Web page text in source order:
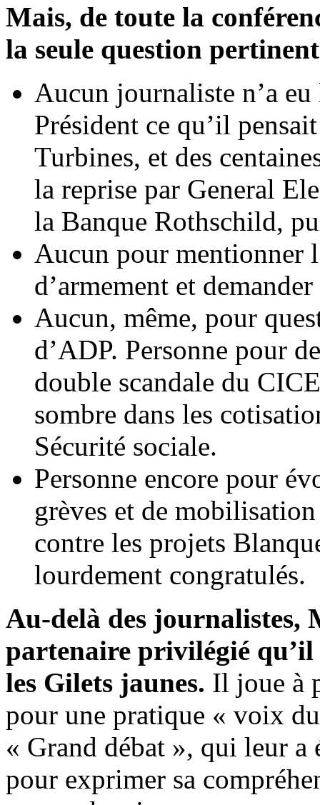
Mais, de toute la
la seule question
Aucun journaliste n’a
Président ce qu’il
Turbines, et des
la reprise par General
la Banque Rothschild,
Aucun pour mentionner
d’armement et
Aucun, même, pour
d’ADP. Personne pour
double scandale du
sombre dans les
Sécurité sociale.
Personne encore pour
grèves et de
contre les projets
lourdement congratulés.
Au-delà des journalistes,
partenaire privilégié qu’il
les Gilets jaunes. Il joue à
pour une pratique « voix
« Grand débat », qui leur
pour exprimer sa